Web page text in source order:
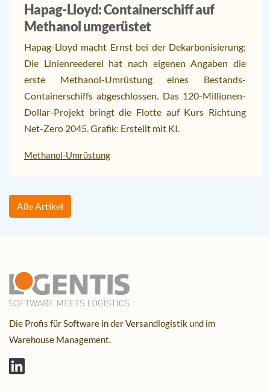
Hapag-Lloyd: Containerschiff auf
Methanol umgerüstet
Hapag-Lloyd macht Ernst bei der Dekarbonisierung:
Die Linienreederei hat nach eigenen Angaben die
erste Methanol-Umrüstung eines Bestands-
Containerschiffs abgeschlossen. Das 120-Millionen-
Dollar-Projekt bringt die Flotte auf Kurs Richtung
Net-Zero 2045. Grafik: Erstellt mit KI.
Methanol-Umrüstung
Alle Artikel
Die Profis für Software in der Versandlogistik und im
Warehouse Management.